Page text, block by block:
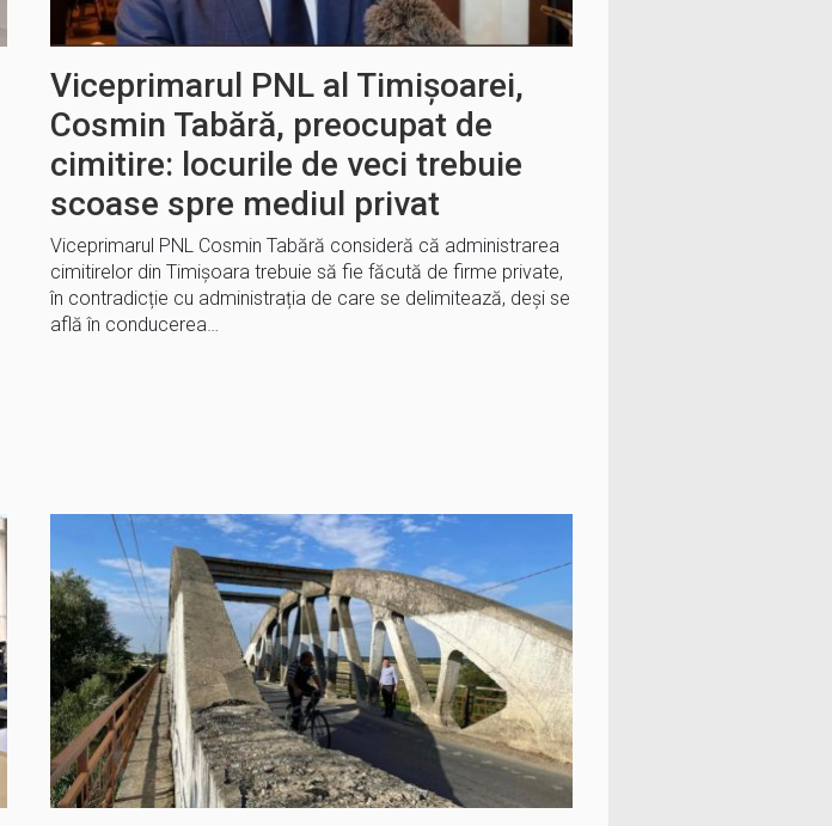
Viceprimarul PNL al Timișoarei,
Cosmin Tabără, preocupat de
cimitire: locurile de veci trebuie
scoase spre mediul privat
Viceprimarul PNL Cosmin Tabără consideră că administrarea
cimitirelor din Timișoara trebuie să fie făcută de firme private,
în contradicție cu administrația de care se delimitează, deși se
află în conducerea…